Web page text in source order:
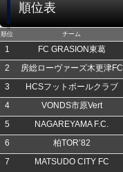
順位表
順位 チーム
1 FC GRASION東葛
2 房総ローヴァーズ木更津FC
3 HCSフットボールクラブ
4 VONDS市原Vert
5 NAGAREYAMA F.C.
6 柏TOR’82
7 MATSUDO CITY FC